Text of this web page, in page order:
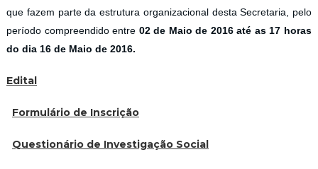
que fazem parte da estrutura organizacional desta Secretaria, pelo
período compreendido entre 02 de Maio de 2016 até as 17 horas
do dia 16 de Maio de 2016.
Edital
Formulário de Inscrição
Questionário de Investigação Social